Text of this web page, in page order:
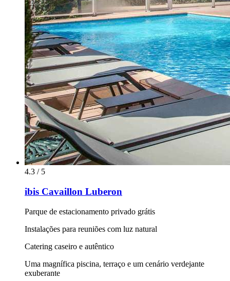
4.3 / 5
ibis Cavaillon Luberon
Parque de estacionamento privado grátis
Instalações para reuniões com luz natural
Catering caseiro e autêntico
Uma magnífica piscina, terraço e um cenário verdejante
exuberante